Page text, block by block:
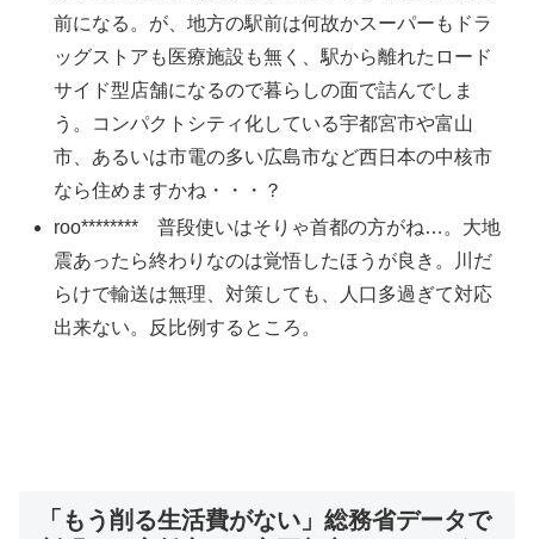
前になる。が、地方の駅前は何故かスーパーもドラ
ッグストアも医療施設も無く、駅から離れたロード
サイド型店舗になるので暮らしの面で詰んでしま
う。コンパクトシティ化している宇都宮市や富山
市、あるいは市電の多い広島市など西日本の中核市
なら住めますかね・・・？
roo******** 普段使いはそりゃ首都の方がね…。大地
震あったら終わりなのは覚悟したほうが良き。川だ
らけで輸送は無理、対策しても、人口多過ぎて対応
出来ない。反比例するところ。
「もう削る生活費がない」総務省データで